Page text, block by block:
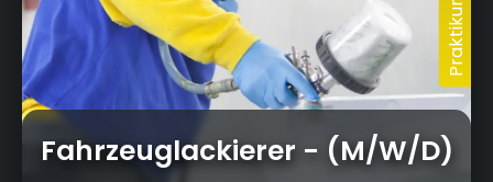
Fahrzeuglackierer - (M/W/D)